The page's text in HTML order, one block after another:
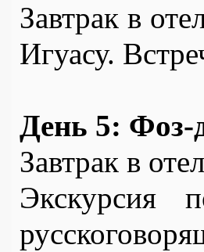
Завтрак в
Игуасу.
День 5: Фоз-
Завтрак в
Экскурсия